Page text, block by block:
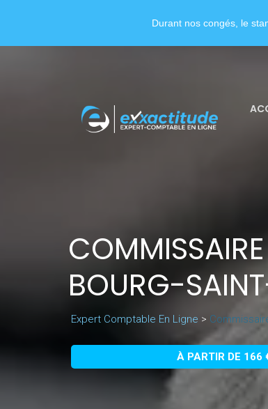
BOURG-
Expert Comptable En Ligne >
À PARTIR DE
Durant nos congés, le